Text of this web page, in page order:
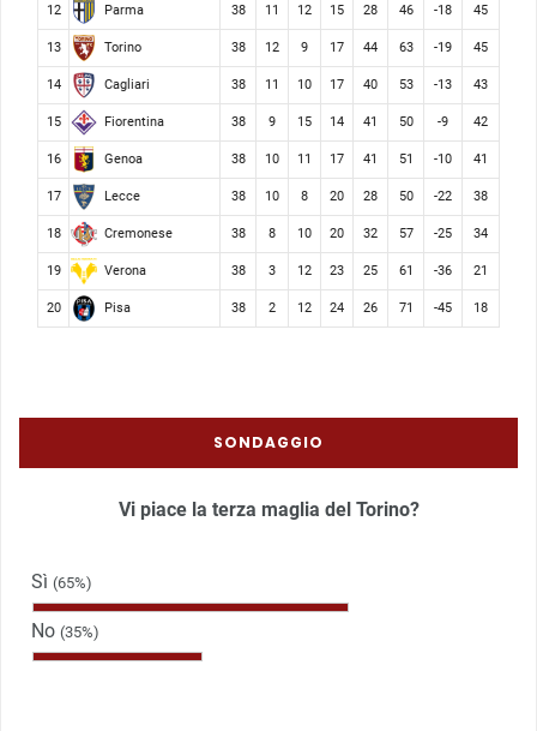
12 Parma 38 11 12 15 28 46 -18 45
13 Torino 38 12 9 17 44 63 -19 45
14 Cagliari 38 11 10 17 40 53 -13 43
15 Fiorentina 38 9 15 14 41 50 -9 42
16 Genoa 38 10 11 17 41 51 -10 41
17 Lecce 38 10 8 20 28 50 -22 38
18 Cremonese 38 8 10 20 32 57 -25 34
19 Verona 38 3 12 23 25 61 -36 21
20 Pisa 38 2 12 24 26 71 -45 18
SONDAGGIO
Vi piace la terza maglia del Torino?
Sì (65%)
No (35%)